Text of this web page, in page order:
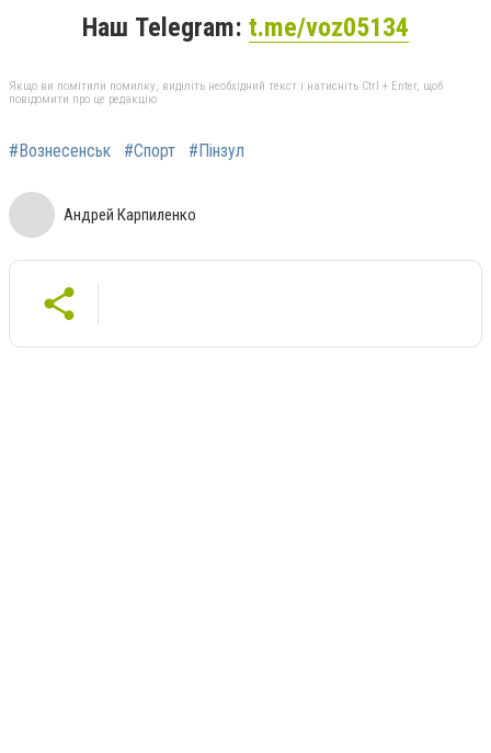
Наш Telegram: t.me/voz05134
Якщо ви помітили помилку, виділіть необхідний текст і натисніть Ctrl + Enter, щоб
повідомити про це редакцію
#Вознесенськ #Спорт #Пінзул
Андрей Карпиленко